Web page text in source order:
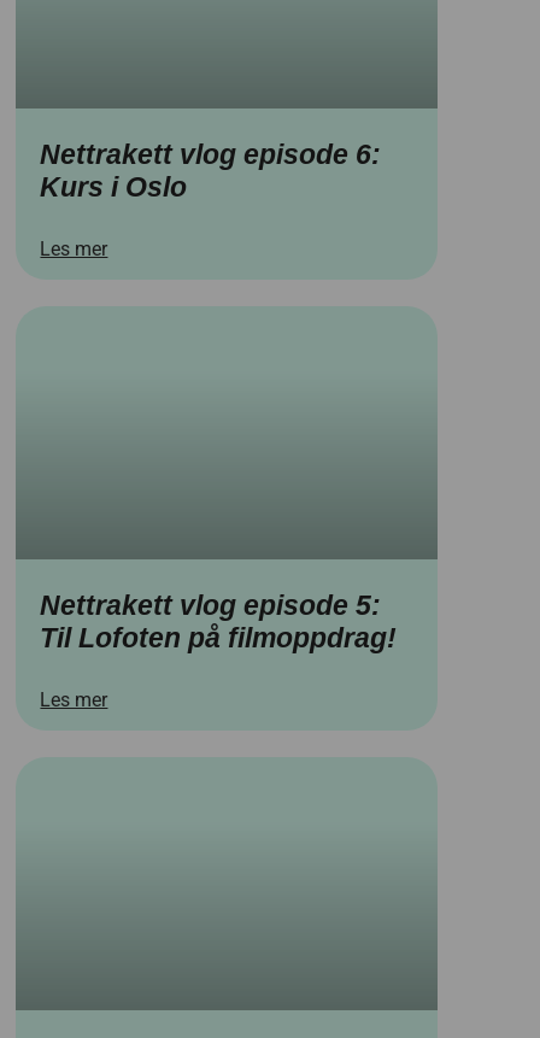
Nettrakett vlog episode 6:
Kurs i Oslo
Les mer
Nettrakett vlog episode 5:
Til Lofoten på filmoppdrag!
Les mer